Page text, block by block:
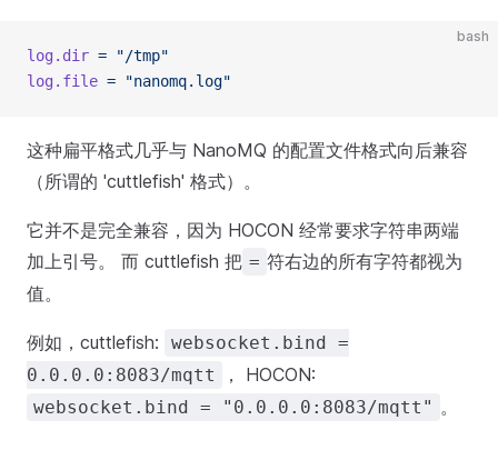
bash
log.dir = "/tmp"
log.file = "nanomq.log"
这种扁平格式几乎与 NanoMQ 的配置文件格式向后兼容
（所谓的 'cuttlefish' 格式）。
它并不是完全兼容，因为 HOCON 经常要求字符串两端
加上引号。 而 cuttlefish 把 = 符右边的所有字符都视为
值。
例如，cuttlefish:
websocket.bind =
0.0.0.0:8083/mqtt
， HOCON:
websocket.bind = "0.0.0.0:8083/mqtt" 。